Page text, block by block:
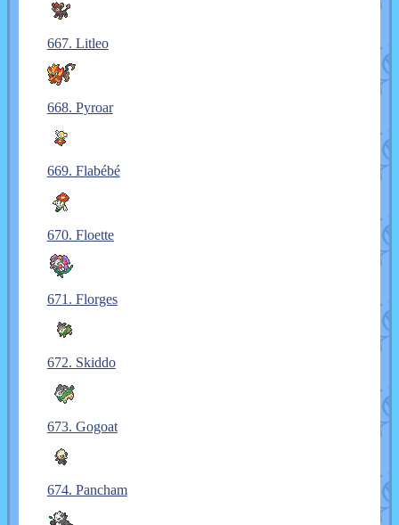
667. Litleo
668. Pyroar
669. Flabébé
670. Floette
671. Florges
672. Skiddo
673. Gogoat
674. Pancham